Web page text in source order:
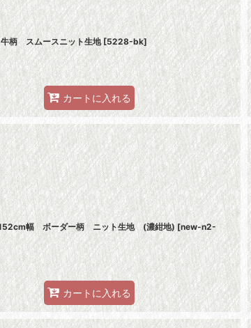
柄 スムースニット生地 [5228-bk]
カートに入れる
152cm幅 ボーダー柄 ニット生地 (濃紺地) [new-n2-
カートに入れる